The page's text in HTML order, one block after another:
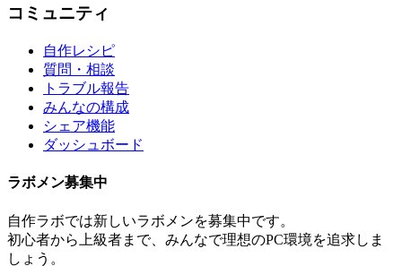
コミュニティ
自作レシピ
質問・相談
トラブル報告
みんなの構成
シェア機能
ダッシュボード
ラボメン募集中
自作ラボでは新しいラボメンを募集中です。
初心者から上級者まで、みんなで理想のPC環境を追求しま
しょう。